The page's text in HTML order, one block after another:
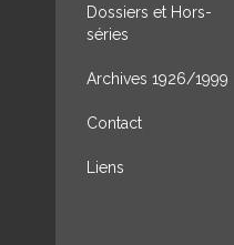
Dossiers et Hors-
séries
Archives 1926/1999
Contact
Liens